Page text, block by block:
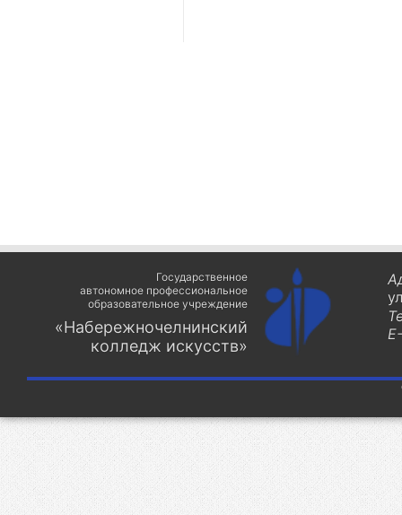
Государственное
автономное профессиональное
образовательное учреждение
«Набережночелнинский
колледж искусств»